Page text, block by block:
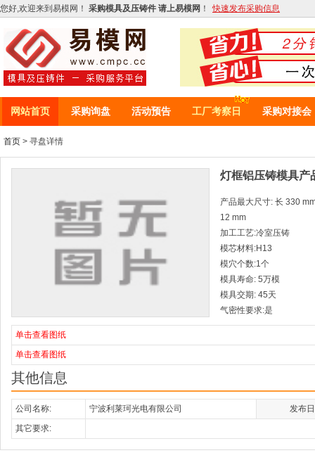
您好,欢迎来到易模网！ 采购模具及压铸件 请上易模网 ！ 快速发布采购信息
网站首页 采购询盘 活动预告 工厂考察日 采购对接会
首页 > 寻盘详情
灯框铝压铸模具产
产品最大尺寸: 长 330
12 mm
加工工艺:冷室压铸
模芯材料:H13
模穴个数:1个
模具寿命: 5万模
模具交期: 45天
气密性要求:是
单击查看图纸
单击查看图纸
其他信息
公司名称: 宁波利莱珂光电有限公司
发布
其它要求: